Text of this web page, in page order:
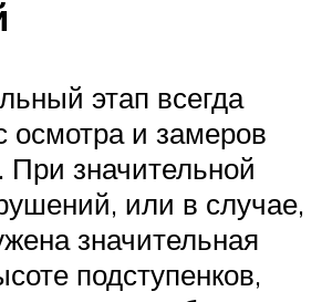
этап всегда
осмотра и замеров
При значительной
или в случае,
значительная
подступенков,